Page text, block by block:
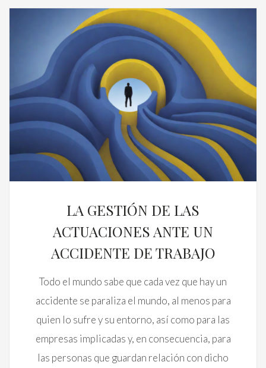
LA GESTIÓN DE LAS
ACTUACIONES ANTE UN
ACCIDENTE DE TRABAJO
Todo el mundo sabe que cada vez que hay un
accidente se paraliza el mundo, al menos para
quien lo sufre y su entorno, así como para las
empresas implicadas y, en consecuencia, para
las personas que guardan relación con dicho